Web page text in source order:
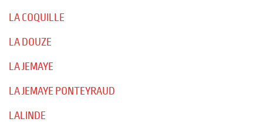
LA COQUILLE
LA DOUZE
LA JEMAYE
LA JEMAYE PONTEYRAUD
LALINDE